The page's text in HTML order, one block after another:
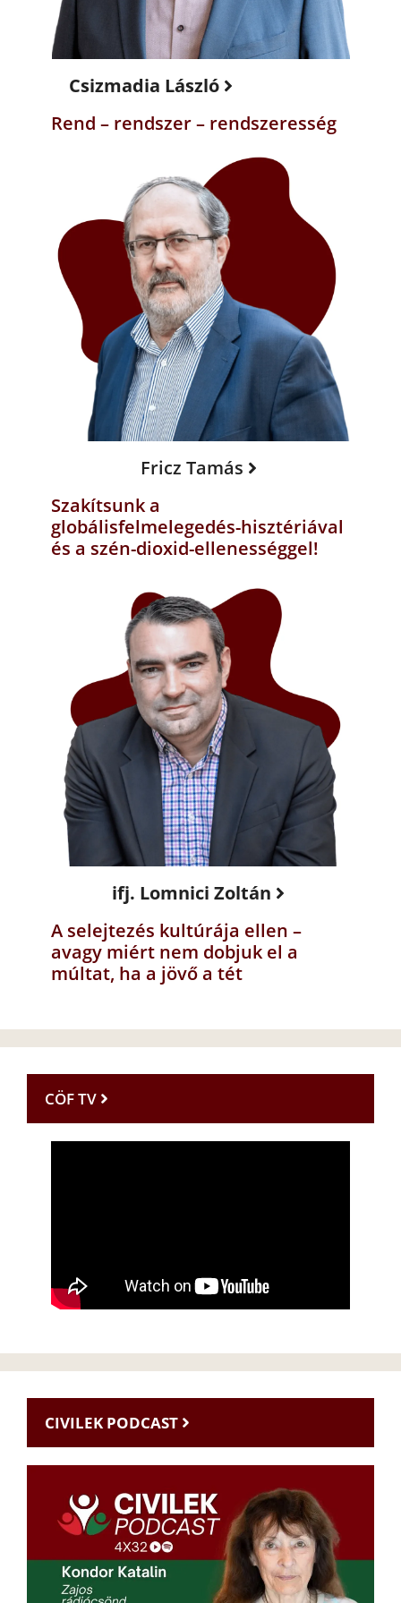
Csizmadia László
Rend – rendszer – rendszeresség
Fricz Tamás
Szakítsunk a
globálisfelmelegedés-hisztériával
és a szén-dioxid-ellenességgel!
ifj. Lomnici Zoltán
A selejtezés kultúrája ellen –
avagy miért nem dobjuk el a
múltat, ha a jövő a tét
CÖF TV
CIVILEK PODCAST